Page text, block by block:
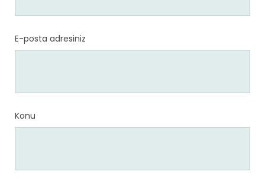
E-posta adresiniz
Konu